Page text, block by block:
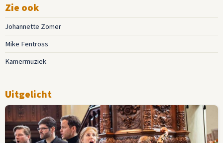
Zie ook
Johannette Zomer
Mike Fentross
Kamermuziek
Uitgelicht